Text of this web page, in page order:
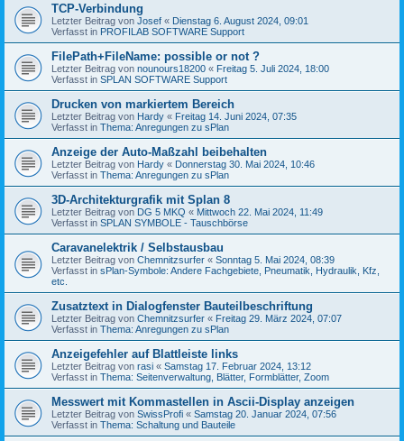
TCP-Verbindung
Letzter Beitrag von Josef « Dienstag 6. August 2024, 09:01
Verfasst in PROFILAB SOFTWARE Support
FilePath+FileName: possible or not ?
Letzter Beitrag von nounours18200 « Freitag 5. Juli 2024, 18:00
Verfasst in SPLAN SOFTWARE Support
Drucken von markiertem Bereich
Letzter Beitrag von Hardy « Freitag 14. Juni 2024, 07:35
Verfasst in Thema: Anregungen zu sPlan
Anzeige der Auto-Maßzahl beibehalten
Letzter Beitrag von Hardy « Donnerstag 30. Mai 2024, 10:46
Verfasst in Thema: Anregungen zu sPlan
3D-Architekturgrafik mit Splan 8
Letzter Beitrag von DG 5 MKQ « Mittwoch 22. Mai 2024, 11:49
Verfasst in SPLAN SYMBOLE - Tauschbörse
Caravanelektrik / Selbstausbau
Letzter Beitrag von Chemnitzsurfer « Sonntag 5. Mai 2024, 08:39
Verfasst in sPlan-Symbole: Andere Fachgebiete, Pneumatik, Hydraulik, Kfz,
etc.
Zusatztext in Dialogfenster Bauteilbeschriftung
Letzter Beitrag von Chemnitzsurfer « Freitag 29. März 2024, 07:07
Verfasst in Thema: Anregungen zu sPlan
Anzeigefehler auf Blattleiste links
Letzter Beitrag von rasi « Samstag 17. Februar 2024, 13:12
Verfasst in Thema: Seitenverwaltung, Blätter, Formblätter, Zoom
Messwert mit Kommastellen in Ascii-Display anzeigen
Letzter Beitrag von SwissProfi « Samstag 20. Januar 2024, 07:56
Verfasst in Thema: Schaltung und Bauteile